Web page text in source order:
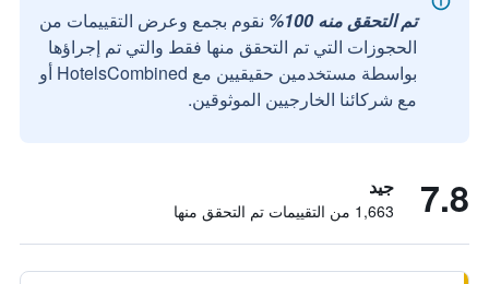
تم التحقق منه 100%
نقوم بجمع وعرض التقييمات من
الحجوزات التي تم التحقق منها فقط والتي تم إجراؤها
بواسطة مستخدمين حقيقيين مع HotelsCombined أو
مع شركائنا الخارجيين الموثوقين.
7.8 جيد
1,663 من التقييمات تم التحقق منها